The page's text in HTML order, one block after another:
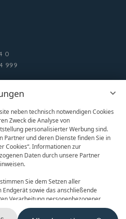
neben technisch notwendigen Cookies
Zweck die Analyse von
personalisierter Werbung sind.
Partner und deren Dienste finden Sie in
Cookies“. Informationen zur
Daten durch unsere Partner
Sie dem Setzen aller
sowie das anschließende
Verarbeitung personenbezogener
uns und unseren Partnern zu. Falls
klicken Sie bitte auf „Nur essenzielle
0
999
ANFRAGEN